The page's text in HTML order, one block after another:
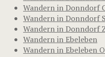
Wandern in Donndorf
Wandern in Donndorf
Wandern in Donndorf
Wandern in Ebeleben
Wandern in Ebeleben